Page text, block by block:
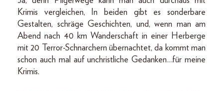
Krimis vergleichen, In beiden gibt es sonderbare
Gestalten, schräge Geschichten, und, wenn man am
Abend nach 40 km Wanderschaft in einer Herberge
mit 20 Terror-Schnarchern übernachtet, da kommt man
schon auch mal auf unchristliche Gedanken…für meine
Krimis.